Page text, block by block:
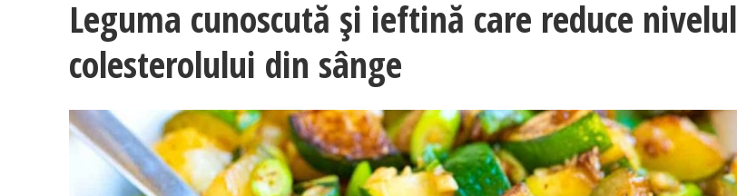
Leguma cunoscută și ieftină care reduce nivelul
colesterolului din sânge